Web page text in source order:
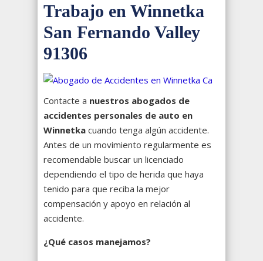
Trabajo en Winnetka
San Fernando Valley
91306
Contacte a nuestros abogados de
accidentes personales de auto en
Winnetka cuando tenga algún accidente.
Antes de un movimiento regularmente es
recomendable buscar un licenciado
dependiendo el tipo de herida que haya
tenido para que reciba la mejor
compensación y apoyo en relación al
accidente.
¿Qué casos manejamos?